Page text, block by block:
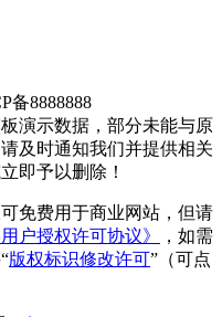
备8888888
演示数据，部分未能与原
及时通知我们并提供相关
即予以删除！
免费用于商业网站，但请
户授权许可协议》
，如需
版权标识修改许可”（可点